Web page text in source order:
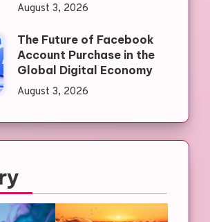
August 3, 2026
The Future of Facebook
Account Purchase in the
Global Digital Economy
August 3, 2026